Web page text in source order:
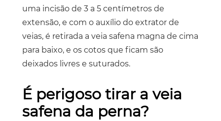
uma incisão de 3 a 5 centímetros de
extensão, e com o auxílio do extrator de
veias, é retirada a veia safena magna de cima
para baixo, e os cotos que ficam são
deixados livres e suturados.
É perigoso tirar a veia
safena da perna?